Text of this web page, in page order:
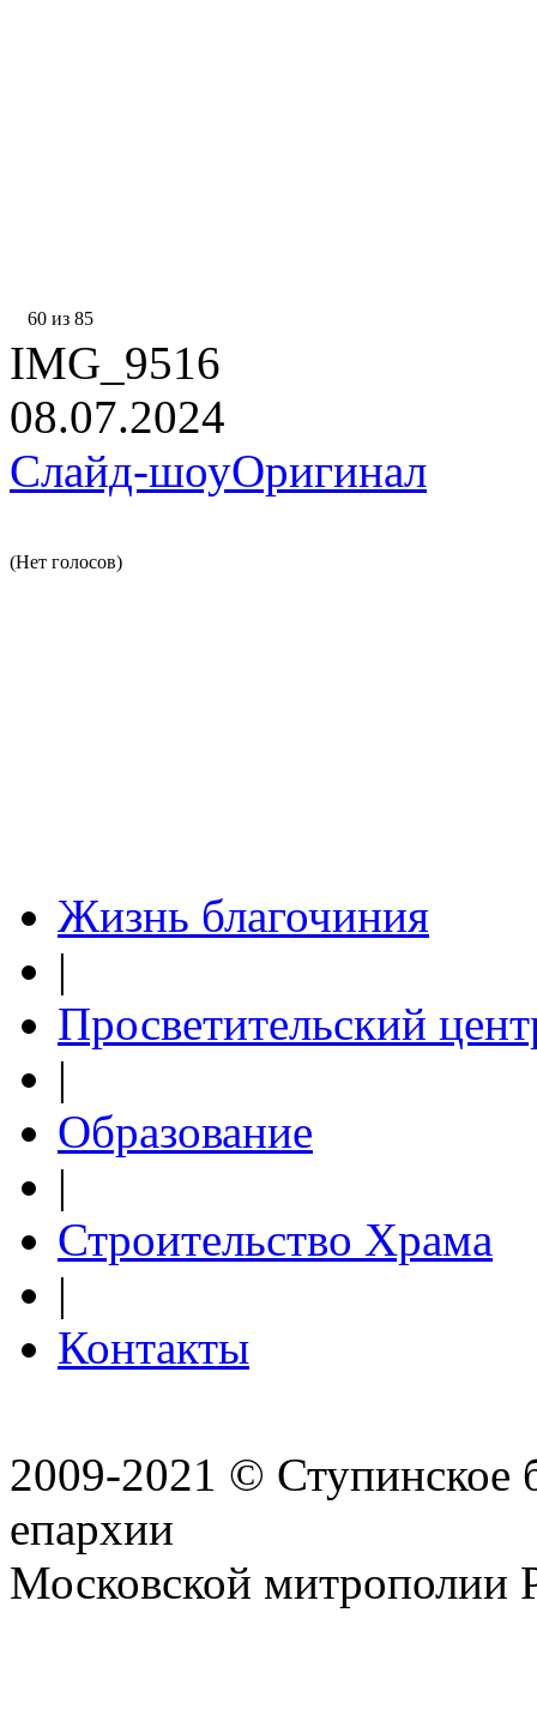
60 из 85
IMG_9516
08.07.2024
Слайд-шоуОригинал
(Нет голосов)
Жизнь благочиния
|
Просветительский
|
Образование
|
Строительство Храма
|
Контакты
2009-2021 © Ступинское
епархии
Московской митрополии